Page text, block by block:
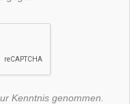
Kenntnis genommen.